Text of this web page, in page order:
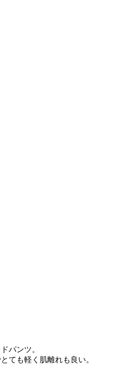
パンツ。
ても軽く肌離れも良い。